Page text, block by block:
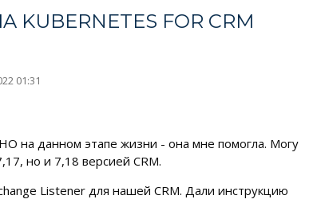
KUBERNETES FOR CRM
01:31
на данном этапе жизни - она мне помогла. Могу
но и 7,18 версией CRM.
Listener для нашей CRM. Дали инструкцию